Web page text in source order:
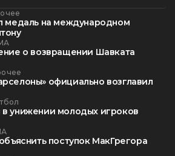
медаль на международном
о возвращении Шавката
официально возглавил
унижении молодых игроков
поступок МакГрегора